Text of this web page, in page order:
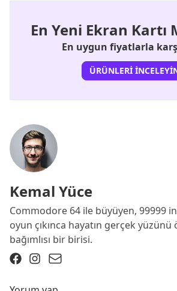
En Yeni Ekran Kartı
En uygun fiyatlarla
ÜRÜNLERI
Kemal Yüce
Commodore 64 ile büyüyen, 99999
oyun çıkınca hayatın gerçek
bağımlısı bir birisi.